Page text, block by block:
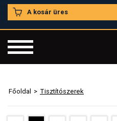
A kosár üres
Főoldal > Tisztítószerek